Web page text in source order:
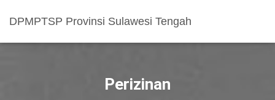
DPMPTSP Provinsi Sulawesi Tengah
Perizinan